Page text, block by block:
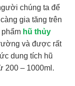
chúng ta để
gia tăng trên
hũ thủy
và được rất
dung tích hũ
200 – 1000ml.